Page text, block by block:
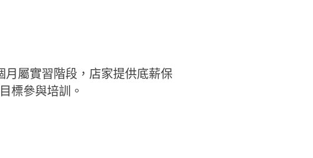
月屬實習階段，店家提供底薪保
標參與培訓。